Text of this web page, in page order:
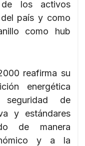
de los activos
país y como
como hub
reafirma su
energética
seguridad de
y estándares
de manera
y a la